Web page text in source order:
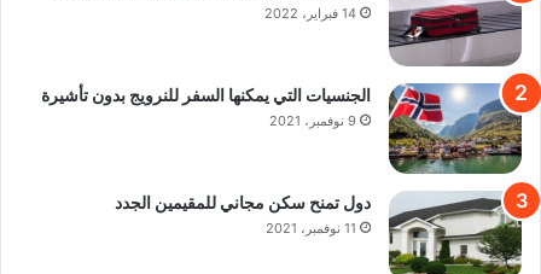
14 فبراير، 2022
الجنسيات التي يمكنها السفر للنرويج بدون تأشيرة
9 نوفمبر، 2021
دول تمنح سكن مجاني للمقيمين الجدد
11 نوفمبر، 2021